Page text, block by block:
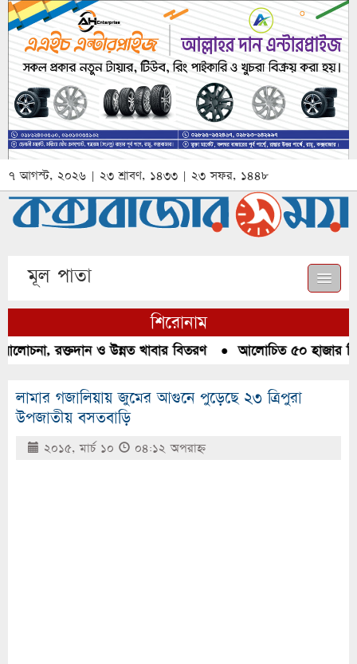
৭ আগস্ট, ২০২৬ | ২৩ শ্রাবণ, ১৪৩৩ | ২৩ সফর, ১৪৪৮
মূল পাতা
শিরোনাম
রক্তদান ও উন্নত খাবার বিতরণ● আলোচিত ৫০ হাজার
লামার গজালিয়ায় জুমের আগুনে পুড়েছে ২৩ ত্রিপুরা
উপজাতীয় বসতবাড়ি
২০১৫, মার্চ ১০ ০৪:১২ অপরাহ্ণ